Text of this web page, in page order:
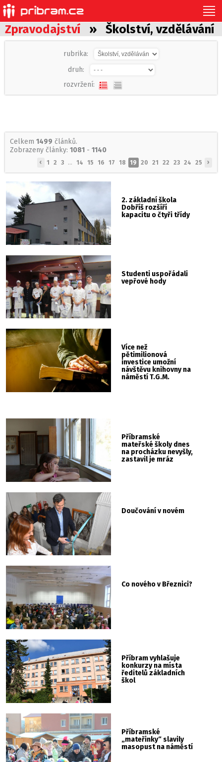
Zpravodajství » Školství, vzdělávání
rubrika:
druh:
rozvržení:
Celkem 1499 článků.
Zobrazeny články: 1081 - 1140
‹ 1 2 3 ... 14 15 16 17 18 19 20 21 22 23 24 25 ›
2. základní škola
Dobříš rozšíří
kapacitu o čtyři třídy
Studenti uspořádali
vepřové hody
Více než
pětimilionová
investice umožní
návštěvu knihovny na
náměstí T.G.M.
Příbramské
mateřské školy dnes
na procházku nevyšly,
zastavil je mráz
Doučování v novém
Co nového v Březnici?
Příbram vyhlašuje
konkurzy na místa
ředitelů základních
škol
Příbramské
„mateřinky“ slavily
masopust na náměstí